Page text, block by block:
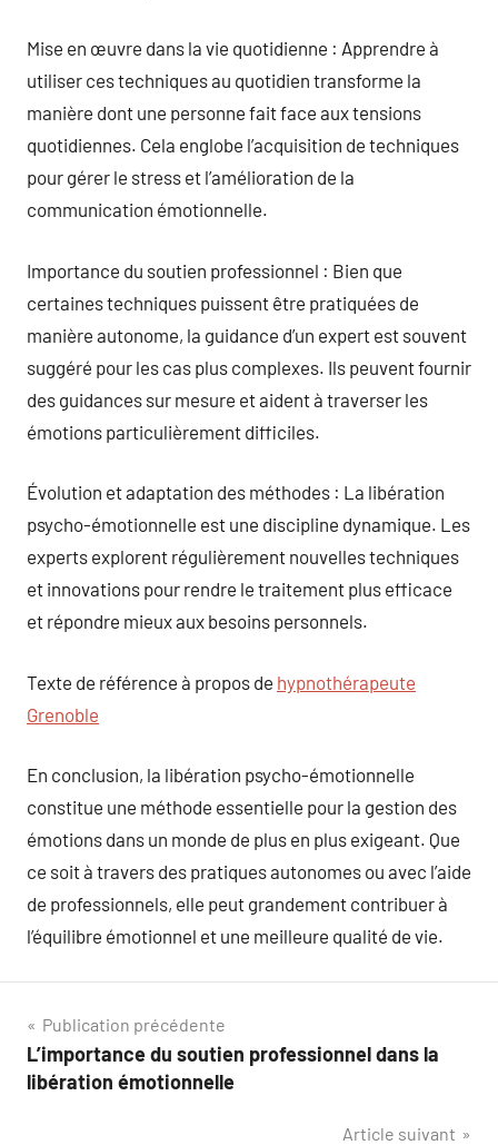
Mise en œuvre dans la vie quotidienne : Apprendre à
utiliser ces techniques au quotidien transforme la
manière dont une personne fait face aux tensions
quotidiennes. Cela englobe l’acquisition de techniques
pour gérer le stress et l’amélioration de la
communication émotionnelle.
Importance du soutien professionnel : Bien que
certaines techniques puissent être pratiquées de
manière autonome, la guidance d’un expert est souvent
suggéré pour les cas plus complexes. Ils peuvent fournir
des guidances sur mesure et aident à traverser les
émotions particulièrement difficiles.
Évolution et adaptation des méthodes : La libération
psycho-émotionnelle est une discipline dynamique. Les
experts explorent régulièrement nouvelles techniques
et innovations pour rendre le traitement plus efficace
et répondre mieux aux besoins personnels.
Texte de référence à propos de hypnothérapeute
Grenoble
En conclusion, la libération psycho-émotionnelle
constitue une méthode essentielle pour la gestion des
émotions dans un monde de plus en plus exigeant. Que
ce soit à travers des pratiques autonomes ou avec l’aide
de professionnels, elle peut grandement contribuer à
l’équilibre émotionnel et une meilleure qualité de vie.
Navigation
de
Publication précédente
L’importance du soutien professionnel dans la
libération émotionnelle
Article suivant